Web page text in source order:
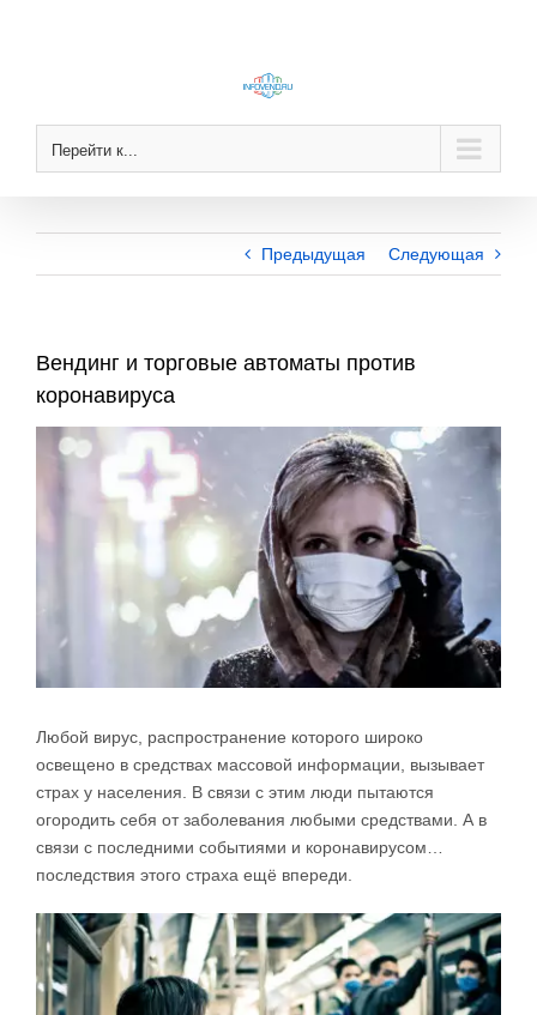
Перейти к...
Предыдущая Следующая
Вендинг и торговые автоматы против
коронавируса
View
Любой вирус, распространение которого широко
освещено в средствах массовой информации, вызывает
страх у населения. В связи с этим люди пытаются
огородить себя от заболевания любыми средствами. А в
связи с последними событиями и коронавирусом…
последствия этого страха ещё впереди.